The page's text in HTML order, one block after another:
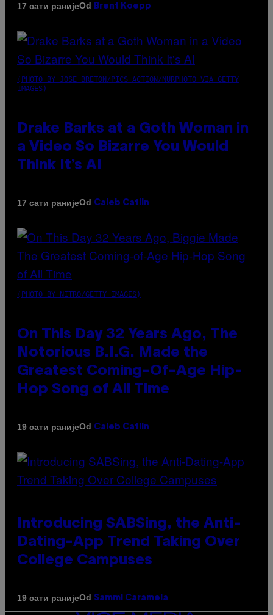
17 сати ранијеOd Brent Koepp
(PHOTO BY JOSE BRETON/PICS ACTION/NURPHOTO VIA GETTY
IMAGES)
Drake Barks at a Goth Woman in
a Video So Bizarre You Would
Think It’s AI
17 сати ранијеOd Caleb Catlin
(PHOTO BY NITRO/GETTY IMAGES)
On This Day 32 Years Ago, The
Notorious B.I.G. Made the
Greatest Coming-Of-Age Hip-
Hop Song of All Time
19 сати ранијеOd Caleb Catlin
Introducing SABSing, the Anti-
Dating-App Trend Taking Over
College Campuses
19 сати ранијеOd Sammi Caramela